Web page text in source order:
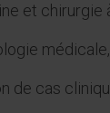
et chirurgie
de cas